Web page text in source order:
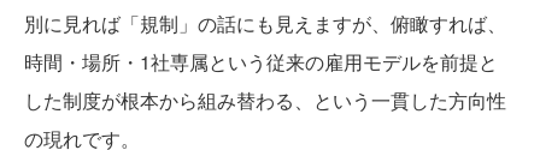
別に見れば「規制」の話にも見えますが、俯瞰すれば、
時間・場所・1社専属という従来の雇用モデルを前提と
した制度が根本から組み替わる、という一貫した方向性
の現れです。